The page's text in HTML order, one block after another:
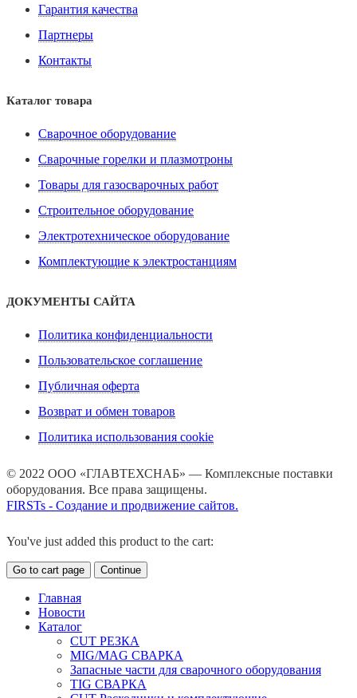
Гарантия качества
Партнеры
Контакты
Каталог товара
Сварочное оборудование
Сварочные горелки и плазмотроны
Товары для газосварочных работ
Строительное оборудование
Электротехническое оборудование
Комплектующие к электростанциям
ДОКУМЕНТЫ САЙТА
Политика конфиденциальности
Пользовательское соглашение
Публичная оферта
Возврат и обмен товаров
Политика использования cookie
© 2022 ООО «ГЛАВТЕХСНАБ» — Комплексные поставки
оборудования. Все права защищены.
FIRSTs - Создание и продвижение сайтов.
You've just added this product to the cart:
Go to cart page Continue
Главная
Новости
Каталог
CUT РЕЗКА
MIG/MAG СВАРКА
Запасные части для сварочного оборудования
TIG СВАРКА